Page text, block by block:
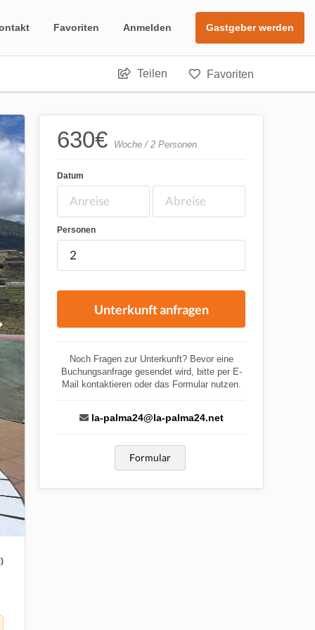
Favoriten Anmelden Gastgeber werden
Teilen Favoriten
630€ Woche / 2 Personen
Datum
Personen
Unterkunft anfragen
Noch Fragen zur Unterkunft? Bevor eine
Buchungsanfrage gesendet wird, bitte per E-
Mail kontaktieren oder das Formular nutzen.
la-palma24@la-palma24.net
Formular